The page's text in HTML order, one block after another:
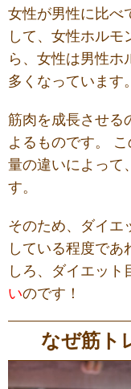
女性が男性に比べ
して、女性ホル
ら、女性は男性ホ
多く なっています。
筋肉を成長させる
よるものです。
量の違いによって
す。
そのため、ダイエ
している程度であ
しろ、ダイエット
いのです！
なぜ筋ト